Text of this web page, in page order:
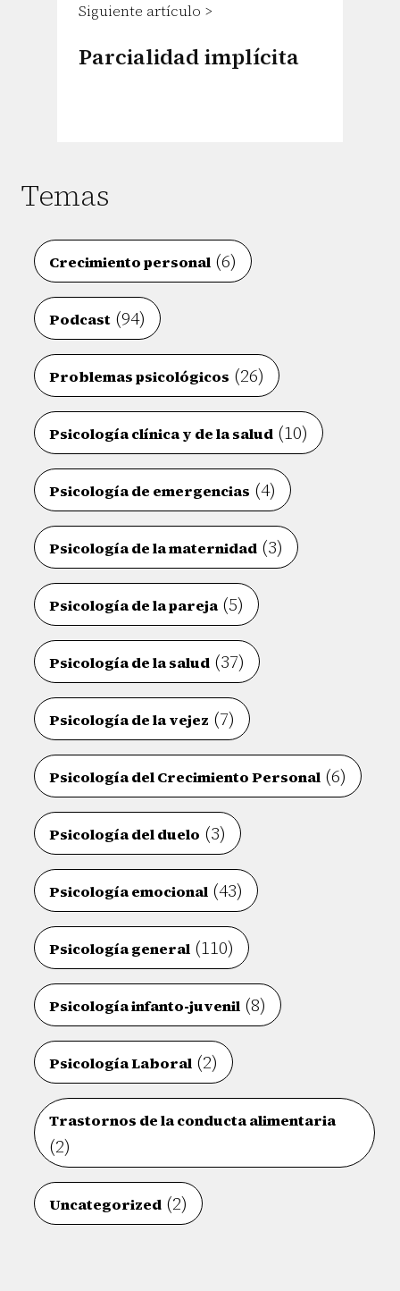
Siguiente artículo >
Parcialidad implícita
Temas
Crecimiento personal (6)
Podcast (94)
Problemas psicológicos (26)
Psicología clínica y de la salud (10)
Psicología de emergencias (4)
Psicología de la maternidad (3)
Psicología de la pareja(5)
Psicología de la salud (37)
Psicología de la vejez (7)
Psicología del Crecimiento Personal (6)
Psicología del duelo (3)
Psicología emocional (43)
Psicología general (110)
Psicología infanto-juvenil (8)
Psicología Laboral (2)
Trastornos de la conducta alimentaria
(2)
Uncategorized (2)